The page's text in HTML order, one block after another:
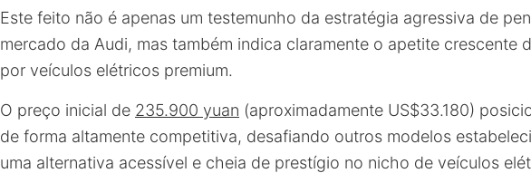
Este feito não é apenas um testemunho da estratégia agressiva de
mercado da Audi, mas também indica claramente o apetite crescente
por veículos elétricos premium.
O preço inicial de 235.900 yuan (aproximadamente US$33.180)
de forma altamente competitiva, desafiando outros modelos
uma alternativa acessível e cheia de prestígio no nicho de veículos